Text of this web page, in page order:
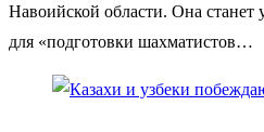
Навоийской области. Она станет
для «подготовки шахматистов…